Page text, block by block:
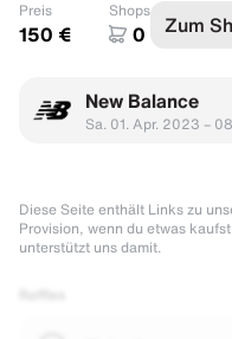
Preis
150 €
Shops
0 Zum
New Balance
Sa. 01. Apr. 2023 –
Diese Seite enthält Links zu
Provision, wenn du etwas
unterstützt uns damit.